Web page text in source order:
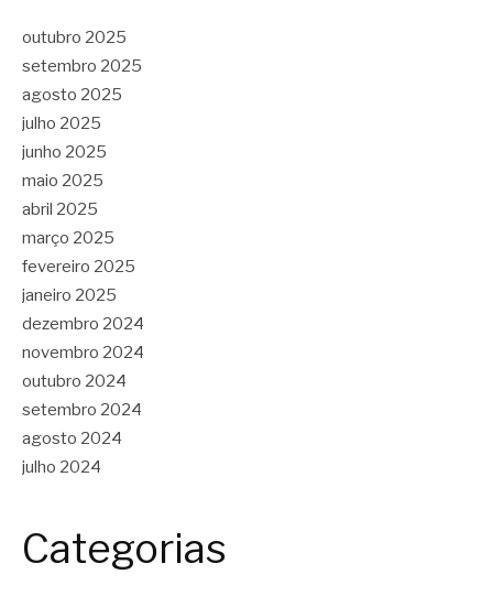
outubro 2025
setembro 2025
agosto 2025
julho 2025
junho 2025
maio 2025
abril 2025
março 2025
fevereiro 2025
janeiro 2025
dezembro 2024
novembro 2024
outubro 2024
setembro 2024
agosto 2024
julho 2024
Categorias